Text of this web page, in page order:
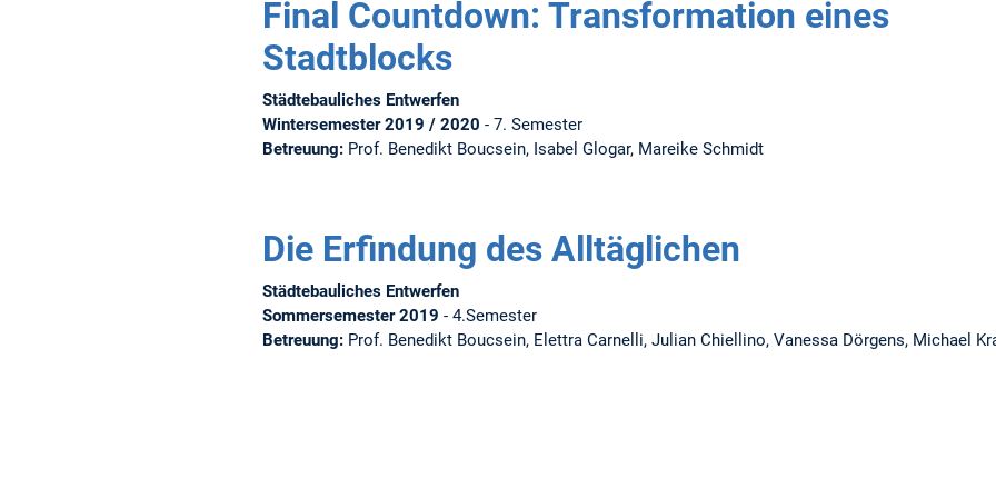
Final Countdown: Transformation eines
Stadtblocks
Städtebauliches Entwerfen
Wintersemester 2019 / 2020 - 7. Semester
Betreuung: Prof. Benedikt Boucsein, Isabel Glogar, Mareike Schmidt
Die Erfindung des Alltäglichen
Städtebauliches Entwerfen
Sommersemester 2019 - 4.Semester
Betreuung: Prof. Benedikt Boucsein, Elettra Carnelli, Julian Chiellino, Vanessa Dörgens, Michael